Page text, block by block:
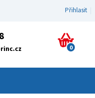
Přihlasit
0